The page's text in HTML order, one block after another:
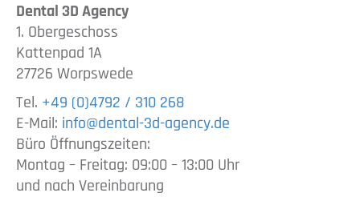
Dental 3D Agency
1. Obergeschoss
Kattenpad 1A
27726 Worpswede
Tel. +49 (0)4792 / 310 268
E-Mail: info@dental-3d-agency.de
Büro Öffnungszeiten:
Montag – Freitag: 09:00 – 13:00 Uhr
und nach Vereinbarung